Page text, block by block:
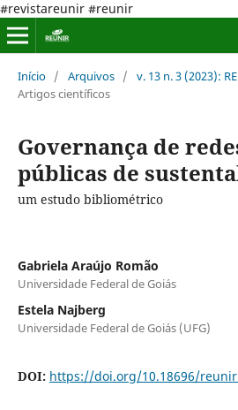
#revistareunir #reunir
Início / Arquivos / v. 13 n. 3 (2023):
Artigos científicos
Governança de
públicas de
um estudo bibliométrico
Gabriela Araújo Romão
Universidade Federal de Goiás
Estela Najberg
Universidade Federal de Goiás (UFG)
DOI: https://doi.org/10.18696/